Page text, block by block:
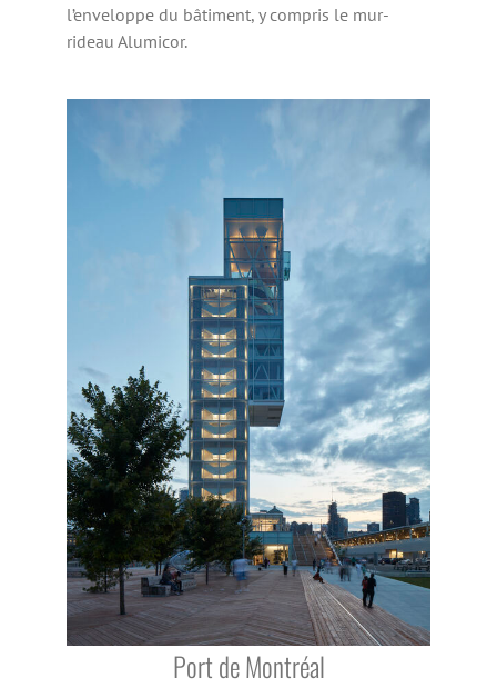
l’enveloppe du bâtiment, y compris le mur-
rideau Alumicor.
Port de Montréal